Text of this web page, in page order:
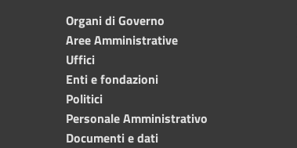
Organi di Governo
Aree Amministrative
Uffici
Enti e fondazioni
Politici
Personale Amministrativo
Documenti e dati